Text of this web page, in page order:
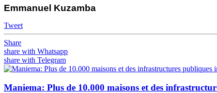
Emmanuel Kuzamba
Tweet
Share
share with Whatsapp
share with Telegram
Maniema: Plus de 10.000 maisons et des